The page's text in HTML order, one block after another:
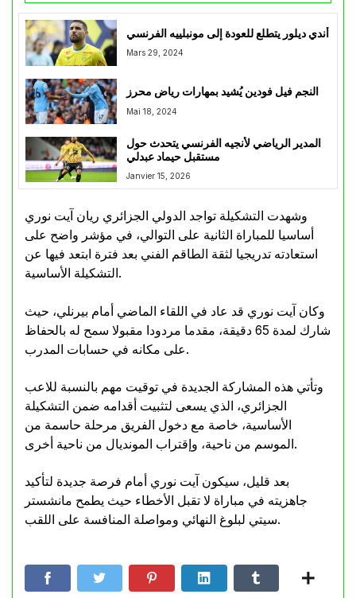
أندي ديلور يتطلع للعودة إلى مونبلييه الفرنسي
Mars 29, 2024
النجم فيل فودين يُشيد بمهارات رياض محرز
Mai 18, 2024
المدير الرياضي لأنجيه الفرنسي يتحدث حول
مستقبل حيماد عبدلي
Janvier 15, 2026
وشهدت التشكيلة تواجد الدولي الجزائري ريان آيت نوري
أساسيا للمباراة الثانية على التوالي، في مؤشر واضح على
استعادته تدريجيا لثقة الطاقم الفني بعد فترة ابتعد فيها عن
التشكيلة الأساسية.
وكان آيت نوري قد عاد في اللقاء الماضي أمام بيرنلي، حيث
شارك لمدة 65 دقيقة، مقدما مردودا مقبولا سمح له بالحفاظ
على مكانه في حسابات المدرب.
وتأتي هذه المشاركة الجديدة في توقيت مهم بالنسبة للاعب
الجزائري، الذي يسعى لتثبيت أقدامه ضمن التشكيلة
الأساسية، خاصة مع دخول الفريق مرحلة حاسمة من
الموسم من ناحية، وإقتراب المونديال من ناحية أخرى.
بعد قليل، سيكون آيت نوري أمام فرصة جديدة لتأكيد
جاهزيته في مباراة لا تقبل الأخطاء حيث يطمح مانشستر
سيتي لبلوغ النهائي ومواصلة المنافسة على اللقب.